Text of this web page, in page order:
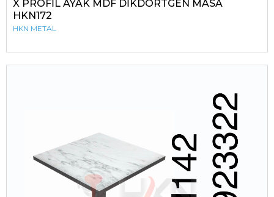
X PROFİL AYAK MDF DİKDÖRTGEN MASA
HKN172
HKN METAL